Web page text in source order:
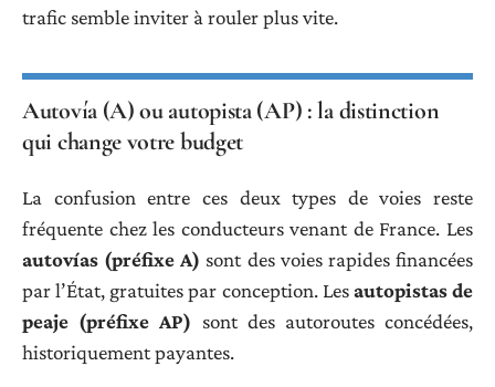
trafic semble inviter à rouler plus vite.
Autovía (A) ou autopista (AP) : la distinction
qui change votre budget
La confusion entre ces deux types de voies reste
fréquente chez les conducteurs venant de France. Les
autovías (préfixe A) sont des voies rapides financées
par l’État, gratuites par conception. Lesautopistas de
peaje (préfixe AP) sont des autoroutes concédées,
historiquement payantes.